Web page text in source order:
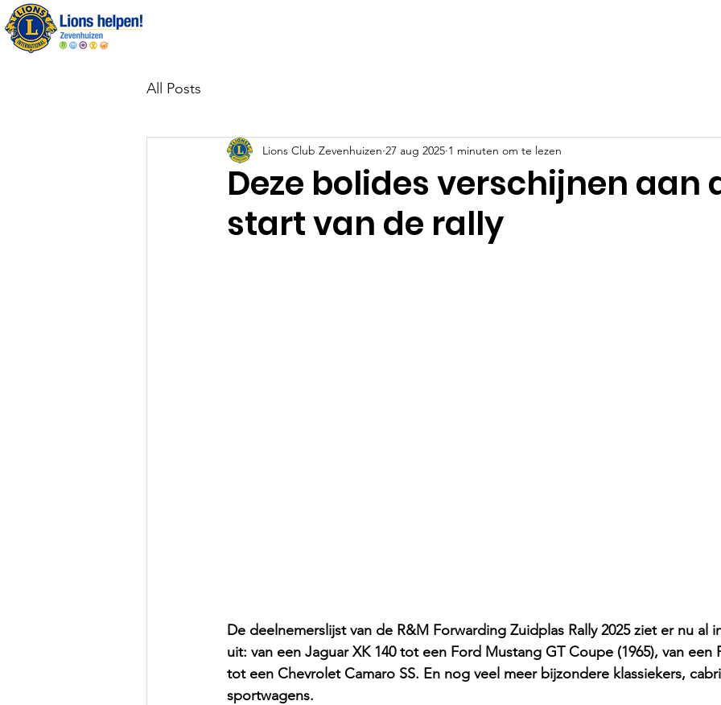
All Posts
Deze bolides verschijnen aan
start van de rally
Lions Club Zevenhuizen 27 aug 2025 1 minuten om te lezen
De deelnemerslijst van de R&M Forwarding Zuidplas Rally 2025 ziet er nu al
uit: van een Jaguar XK 140 tot een Ford Mustang GT Coupe (1965), van een
tot een Chevrolet Camaro SS. En nog veel meer bijzondere klassiekers,
sportwagens.